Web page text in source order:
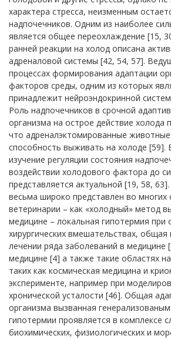
характера стресса, неизменным
надпочечников. Одним из наиболее
является общее переохлаждение [15,
ранней реакции на холод описана
адреналовой системы [42, 54, 57].
процессах формирования адаптации
факторов среды, одним из которых
принадлежит нейроэндокринной
Роль надпочечников в срочной
организма на острое действие холода
что адреналэктомированные
способность выживать на холоде [59].
изучение регуляции состояния
воздействии холодового фактора до
представляется актуальной [19, 58,
весьма широко представлен во многих
ветеринарии – как «холодный» метод
медицине – локальная гипотермия при
хирургических вмешательствах, общая
лечении ряда заболеваний в медицине
медицине [4] а также такие областях
таких как космическая медицина и
эксперименте, например при
хронической усталости [46]. Общая
организма вызванная
гипотермии проявляется в комплексе
биохимических, физиологических и